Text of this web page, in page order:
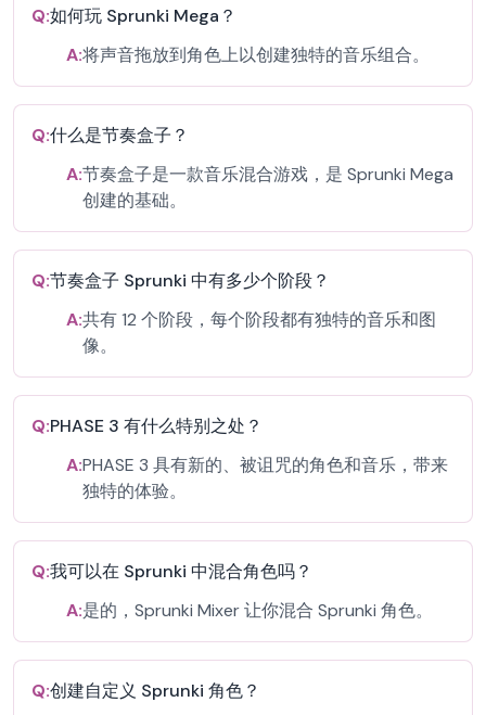
Q:如何玩 Sprunki Mega？
A:将声音拖放到角色上以创建独特的音乐组合。
Q:什么是节奏盒子？
A:节奏盒子是一款音乐混合游戏，是 Sprunki Mega
创建的基础。
Q:节奏盒子 Sprunki 中有多少个阶段？
A:共有 12 个阶段，每个阶段都有独特的音乐和图
像。
Q:PHASE 3 有什么特别之处？
A:PHASE 3 具有新的、被诅咒的角色和音乐，带来
独特的体验。
Q:我可以在 Sprunki 中混合角色吗？
A:是的，Sprunki Mixer 让你混合 Sprunki 角色。
Q:创建自定义 Sprunki 角色？